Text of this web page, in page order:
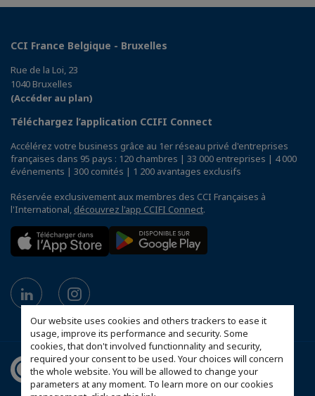
Our website uses cookies and others trackers to ease it
usage, improve its performance and security. Some
cookies, that don't involved functionnality and security,
required your consent to be used. Your choices will concern
the whole website. You will be allowed to change your
parameters at any moment. To learn more on our cookies
CCI France Belgique - Bruxelles
Rue de la Loi, 23
1040 Bruxelles
(Accéder au plan)
Téléchargez l’application CCIFI Connect
Accélérez votre business grâce au 1er réseau privé d'entreprises
françaises dans 95 pays : 120 chambres | 33 000 entreprises | 4 000
événements | 300 comités | 1 200 avantages exclusifs
Réservée exclusivement aux membres des CCI Françaises à
l'International, découvrez l'app CCIFI Connect.